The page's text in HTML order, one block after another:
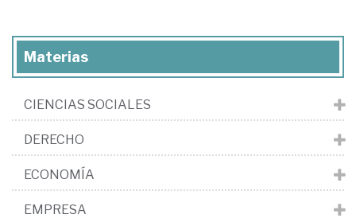
Materias
CIENCIAS SOCIALES
DERECHO
ECONOMÍA
EMPRESA